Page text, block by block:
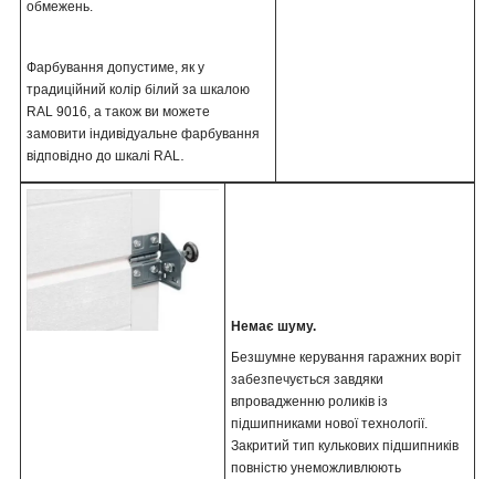
обмежень.
Фарбування допустиме, як у
традиційний колір білий за шкалою
RAL 9016, а також ви можете
замовити індивідуальне фарбування
відповідно до шкалі RAL
Немає шуму.
Безшумне керування гаражних воріт
забезпечується завдяки
впровадженню роликів із
підшипниками нової технології.
Закритий тип кулькових підшипників
повністю унеможливлюють